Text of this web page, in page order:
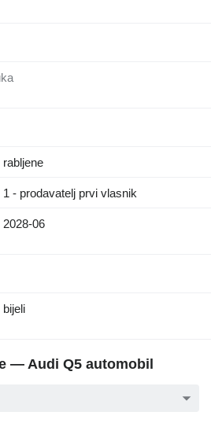
rabljene
1 - prodavatelj prvi vlasnik
2028-06
bijeli
— Audi Q5 automobil